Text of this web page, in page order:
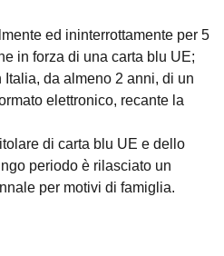
ed ininterrottamente per 5
in forza di una carta blu UE;
da almeno 2 anni, di un
elettronico, recante la
di carta blu UE e dello
periodo è rilasciato un
per motivi di famiglia.